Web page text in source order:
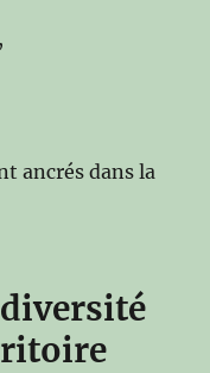
ancrés dans la